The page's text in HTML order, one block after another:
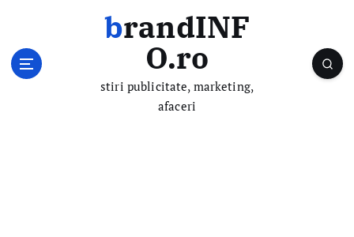
brandINF
O.ro
stiri publicitate, marketing,
afaceri